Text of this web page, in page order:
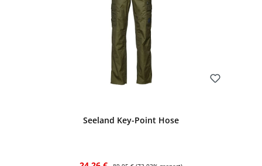
Seeland Key-Point Hose
Regulärer Preis: